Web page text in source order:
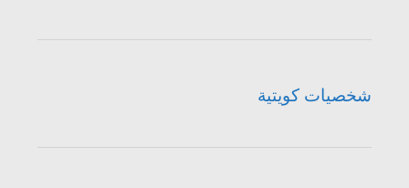
شخصيات كويتية